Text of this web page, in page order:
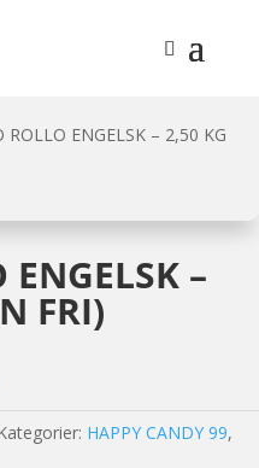
ROLLO ENGELSK – 2,50 KG
–
FRI)
HAPPY CANDY 99,